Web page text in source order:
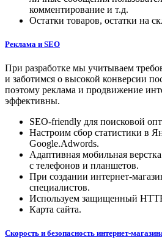
комментирование и т.д.
Остатки товаров, остатки на
Реклама и SEO
При разработке мы учитываем
и заботимся о высокой конверсии
поэтому реклама и продвижение
эффективны.
SEO-friendly для поисковой
Настроим сбор статистики в
Google.Adwords.
Адаптивная мобильная
с телефонов и планшетов.
При создании интернет-
специалистов.
Используем защищенный
Карта сайта.
Скорость и безопасность интернет-